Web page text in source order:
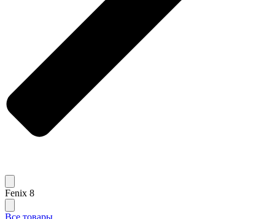
Fenix 8